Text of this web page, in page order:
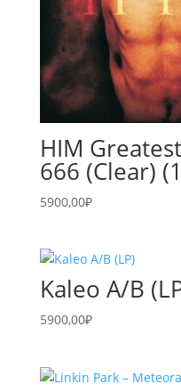
HIM
666 (Clear)
5900,00₽
Kaleo A/B
5900,00₽